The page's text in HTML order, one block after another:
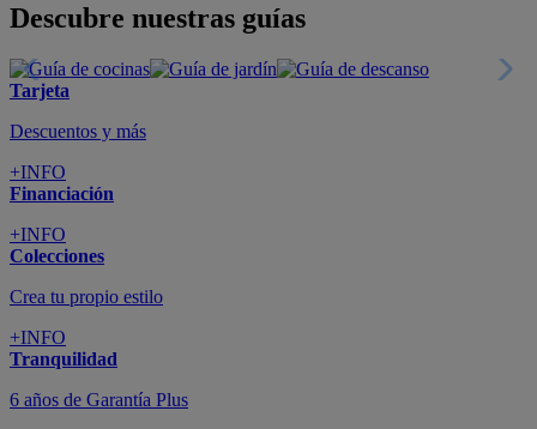
Descubre nuestras guías
Tarjeta
Descuentos y más
+INFO
Financiación
+INFO
Colecciones
Crea tu propio estilo
+INFO
Tranquilidad
6 años de Garantía Plus